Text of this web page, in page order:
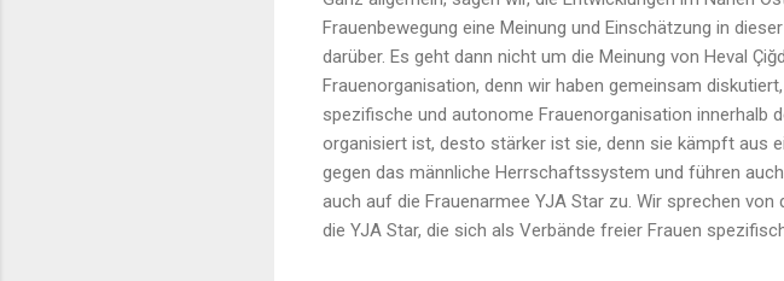
Frauenbewegung eine Meinung und Einschätzung in
darüber. Es geht dann nicht um die Meinung von Heval
Frauenorganisation, denn wir haben gemeinsam
spezifische und autonome Frauenorganisation innerhalb
organisiert ist, desto stärker ist sie, denn sie kämpft aus
gegen das männliche Herrschaftssystem und führen
auch auf die Frauenarmee YJA Star zu. Wir sprechen
die YJA Star, die sich als Verbände freier Frauen